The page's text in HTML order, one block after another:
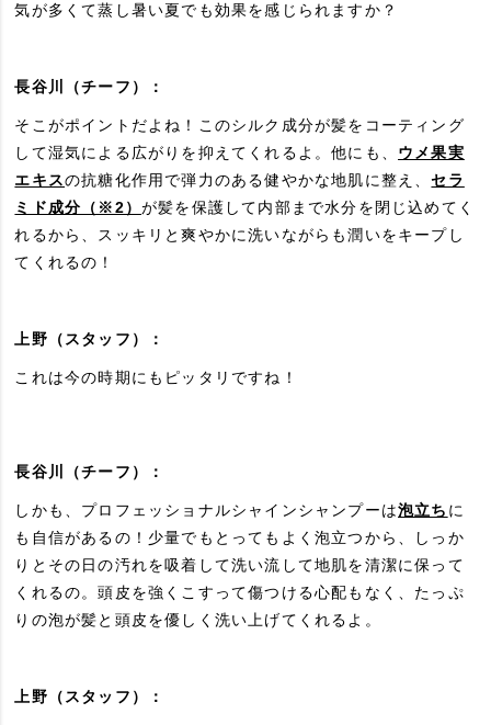
気が多くて蒸し暑い夏でも効果を感じられますか？
長谷川（チーフ）：
そこがポイントだよね！このシルク成分が髪をコーティング
して湿気による広がりを抑えてくれるよ。他にも、 ウメ果実
エキスの抗糖化作用で弾力のある健やかな地肌に整え、セラ
ミド成分（※2）が髪を保護して内部まで水分を閉じ込めてく
れるから、スッキリと爽やかに洗いながらも潤いをキープし
てくれるの！
上野（スタッフ）：
これは今の時期にもピッタリですね！
長谷川（チーフ）：
しかも、プロフェッショナルシャインシャンプーは泡立ち に
も自信があるの！少量でもとってもよく泡立つから、しっか
りとその日の汚れを吸着して洗い流して地肌を清潔に保って
くれるの。頭皮を強くこすって傷つける心配もなく、たっぷ
りの泡が髪と頭皮を優しく洗い上げてくれるよ。
上野（スタッフ）：